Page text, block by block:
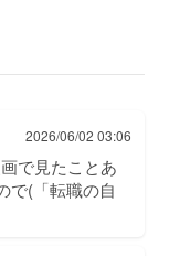
2026/06/02 03:06
で見たことあ
で(「転職の自